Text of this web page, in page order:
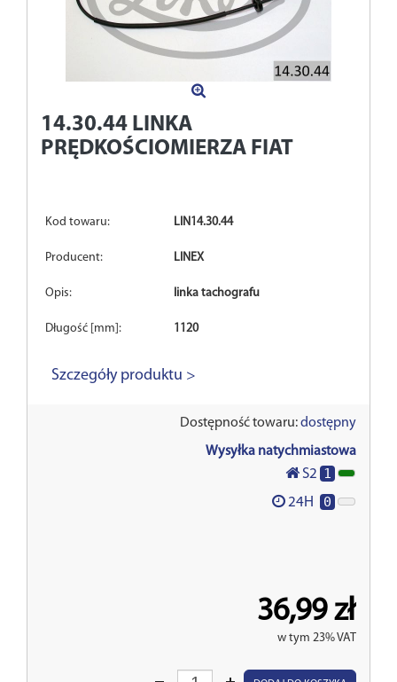
14.30.44 LINKA
PRĘDKOŚCIOMIERZA FIAT
Kod towaru: LIN14.30.44
Producent: LINEX
Opis: linka tachografu
Długość [mm]: 1120
Szczegóły produktu >
Dostępność towaru:dostępny
Wysyłka natychmiastowa
S2 1
24H 0
36,99 zł
w tym 23% VAT
Wprowadź